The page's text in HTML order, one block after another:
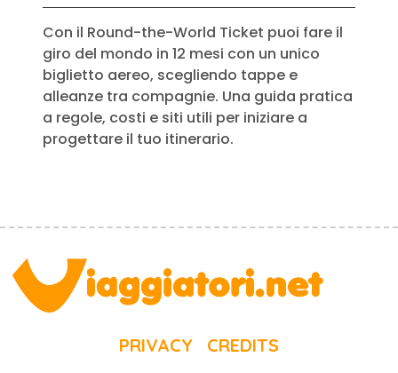
Con il Round-the-World Ticket puoi fare il
giro del mondo in 12 mesi con un unico
biglietto aereo, scegliendo tappe e
alleanze tra compagnie. Una guida pratica
a regole, costi e siti utili per iniziare a
progettare il tuo itinerario.
PRIVACY CREDITS